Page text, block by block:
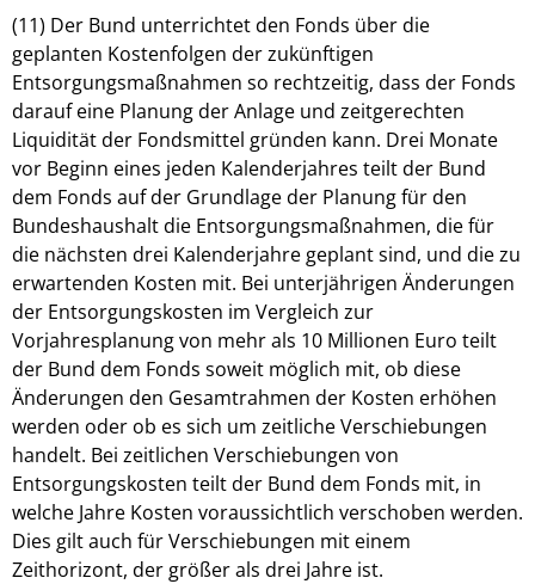
(11) Der Bund unterrichtet den Fonds über die
geplanten Kostenfolgen der zukünftigen
Entsorgungsmaßnahmen so rechtzeitig, dass der Fonds
darauf eine Planung der Anlage und zeitgerechten
Liquidität der Fondsmittel gründen kann. Drei Monate
vor Beginn eines jeden Kalenderjahres teilt der Bund
dem Fonds auf der Grundlage der Planung für den
Bundeshaushalt die Entsorgungsmaßnahmen, die für
die nächsten drei Kalenderjahre geplant sind, und die zu
erwartenden Kosten mit. Bei unterjährigen Änderungen
der Entsorgungskosten im Vergleich zur
Vorjahresplanung von mehr als 10 Millionen Euro teilt
der Bund dem Fonds soweit möglich mit, ob diese
Änderungen den Gesamtrahmen der Kosten erhöhen
werden oder ob es sich um zeitliche Verschiebungen
handelt. Bei zeitlichen Verschiebungen von
Entsorgungskosten teilt der Bund dem Fonds mit, in
welche Jahre Kosten voraussichtlich verschoben werden.
Dies gilt auch für Verschiebungen mit einem
Zeithorizont, der größer als drei Jahre ist.